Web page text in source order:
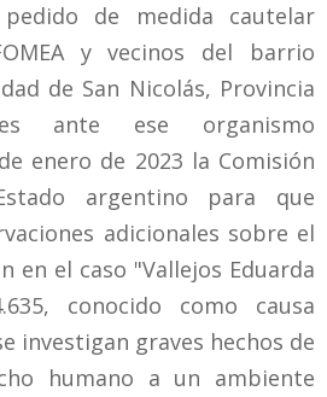
de medida cautelar
y vecinos del barrio
de San Nicolás, Provincia
ante ese organismo
enero de 2023 la Comisión
argentino para que
adicionales sobre el
en el caso "Vallejos Eduarda
conocido como causa
investigan graves hechos de
humano a un ambiente